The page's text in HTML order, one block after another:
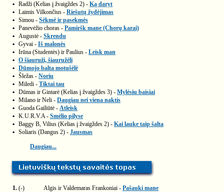
▪ Radži (Kelias į žvaigždes 2) - Ką daryt
▪ Laimis Vilkončius - Riešutų žydėjimas
▪ Simou - Sėkmė ir pasekmės
▪ Panevėžio choras - Pamiršk mane (Chorų karai)
▪ Augustė - Skrendu
▪ Gyvai - Iš malonės
▪ Irūna (Studentės) ir Paulius - Leisk man
▪ O šiauruži, šiauružėli
▪ Dūmojo balta motušėlė
▪ Šležas - Noriu
▪ Miledi - Tiktai tau
▪ Dūmas ir Gintarė (Kelias į žvaigždes 3) - Mylėsiu baisiai
▪ Milano ir Neli - Daugiau nei viena naktis
▪ Guoda Gailiūtė - Atleisk
▪ K.U.R.V.A - Smėlio pilyse
▪ Baggy B, Vilius (Kelias į žvaigždes 2) - Kai lauke taip šalta
▪ Soliaris (Dangus 2) - Jausmas
Daugiau...
1. (-) Algis ir Valdemaras Frankoniai - Pašauki mane